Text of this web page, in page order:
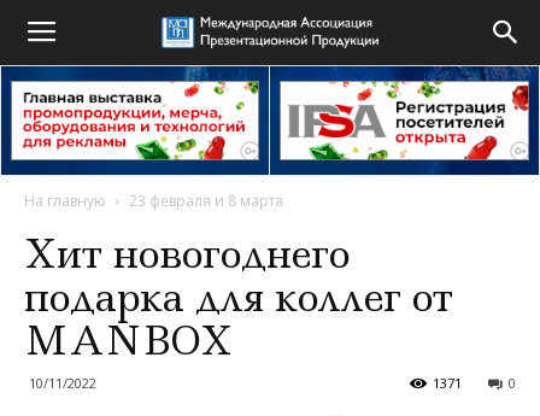
На главную 23 февраля и 8 марта
Хит новогоднего
подарка для коллег от
MANBOX
10/11/2022 0
1371